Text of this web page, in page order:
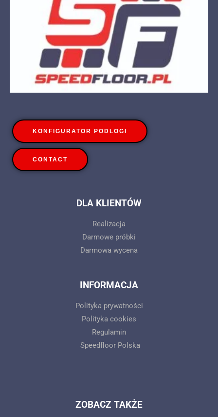
KONFIGURATOR PODLOGI
CONTACT
DLA KLIENTÓW
Realizacja
Darmowe próbki
Darmowa wycena
INFORMACJA
Polityka prywatności
Polityka cookies
Regulamin
Speedfloor Polska
ZOBACZ TAKŻE